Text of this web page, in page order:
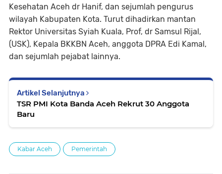
Kesehatan Aceh dr Hanif, dan sejumlah pengurus
wilayah Kabupaten Kota. Turut dihadirkan mantan
Rektor Universitas Syiah Kuala, Prof, dr Samsul Rijal,
(USK), Kepala BKKBN Aceh, anggota DPRA Edi Kamal,
dan sejumlah pejabat lainnya.
Artikel Selanjutnya
TSR PMI Kota Banda Aceh Rekrut 30 Anggota
Baru
Kabar Aceh Pemerintah